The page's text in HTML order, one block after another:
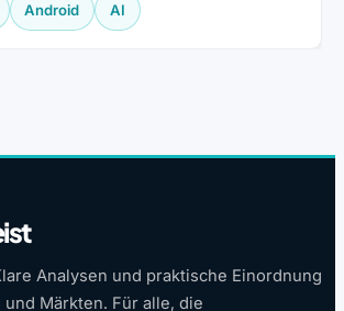
Android AI
Analysen und praktische Einordnung
und Märkten. Für alle, die